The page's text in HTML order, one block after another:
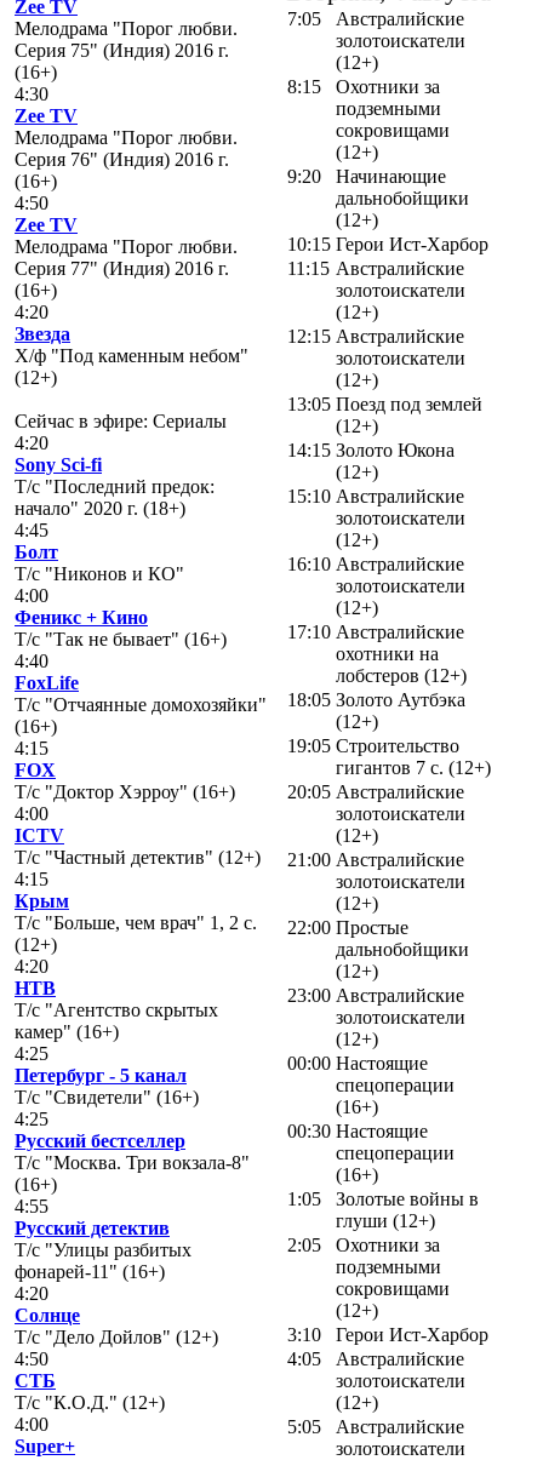
Zee TV
Мелодрама "Порог любви.
Серия 75" (Индия) 2016 г.
(16+)
4:30
Zee TV
Мелодрама "Порог любви.
Серия 76" (Индия) 2016 г.
(16+)
4:50
Zee TV
Мелодрама "Порог любви.
Серия 77" (Индия) 2016 г.
(16+)
4:20
Звезда
Х/ф "Под каменным небом"
(12+)
Сейчас в эфире: Сериалы
4:20
Sony Sci-fi
Т/с "Последний предок:
начало" 2020 г. (18+)
4:45
Болт
Т/с "Никонов и КО"
4:00
Феникс + Кино
Т/с "Так не бывает" (16+)
4:40
FoxLife
Т/с "Отчаянные домохозяйки"
(16+)
4:15
FOX
Т/с "Доктор Хэрроу" (16+)
4:00
ICTV
Т/с "Частный детектив" (12+)
4:15
Крым
Т/с "Больше, чем врач" 1, 2 с.
(12+)
4:20
НТВ
Т/с "Агентство скрытых
камер" (16+)
4:25
Петербург - 5 канал
Т/с "Свидетели" (16+)
4:25
Русский бестселлер
Т/с "Москва. Три вокзала-8"
(16+)
4:55
Русский детектив
Т/с "Улицы разбитых
фонарей-11" (16+)
4:20
Солнце
Т/с "Дело Дойлов" (12+)
4:50
СТБ
Т/с "К.О.Д." (12+)
4:00
Super+
7:05
Австралийские
золотоискатели
(12+)
8:15
Охотники за
подземными
сокровищами
(12+)
9:20
Начинающие
дальнобойщики
(12+)
10:15 Герои Ист-Харбор
11:15 Австралийские
золотоискатели
(12+)
12:15 Австралийские
золотоискатели
(12+)
13:05 Поезд под землей
(12+)
14:15 Золото Юкона
(12+)
15:10 Австралийские
золотоискатели
(12+)
16:10 Австралийские
золотоискатели
(12+)
17:10 Австралийские
охотники на
лобстеров (12+)
18:05 Золото Аутбэка
(12+)
19:05 Строительство
гигантов 7 с. (12+)
20:05 Австралийские
золотоискатели
(12+)
21:00 Австралийские
золотоискатели
(12+)
22:00 Простые
дальнобойщики
(12+)
23:00 Австралийские
золотоискатели
(12+)
00:00 Настоящие
спецоперации
(16+)
00:30 Настоящие
спецоперации
(16+)
1:05
Золотые войны в
глуши (12+)
2:05
Охотники за
подземными
сокровищами
(12+)
3:10
Герои Ист-Харбор
4:05
Австралийские
золотоискатели
(12+)
5:05
Австралийские
золотоискатели